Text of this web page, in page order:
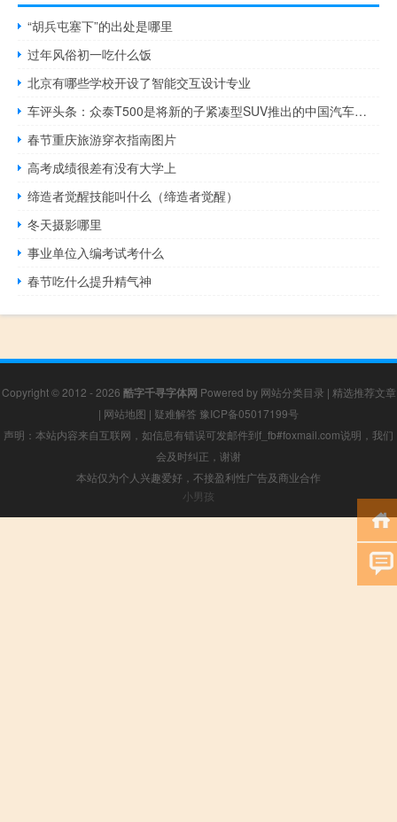
“胡兵屯塞下”的出处是哪里
过年风俗初一吃什么饭
北京有哪些学校开设了智能交互设计专业
车评头条：众泰T500是将新的子紧凑型SUV推出的中国汽车市场
春节重庆旅游穿衣指南图片
高考成绩很差有没有大学上
缔造者觉醒技能叫什么（缔造者觉醒）
冬天摄影哪里
事业单位入编考试考什么
春节吃什么提升精气神
Copyright © 2012 - 2026 酷字千寻字体网 Powered by 网站分类目录 | 精选推荐文章
| 网站地图 | 疑难解答 豫ICP备05017199号
声明：本站内容来自互联网，如信息有错误可发邮件到f_fb#foxmail.com说明，我们
会及时纠正，谢谢
本站仅为个人兴趣爱好，不接盈利性广告及商业合作
小男孩